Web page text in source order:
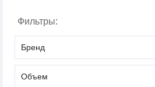
Фильтры:
Бренд
Объем